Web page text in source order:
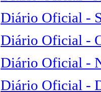
Diário Oficial -
Diário Oficial -
Diário Oficial -
Diário Oficial -